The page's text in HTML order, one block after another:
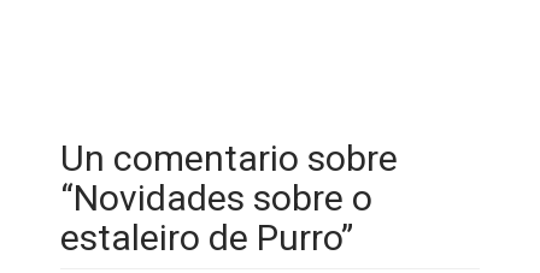
Un comentario sobre
“Novidades sobre o
estaleiro de Purro”